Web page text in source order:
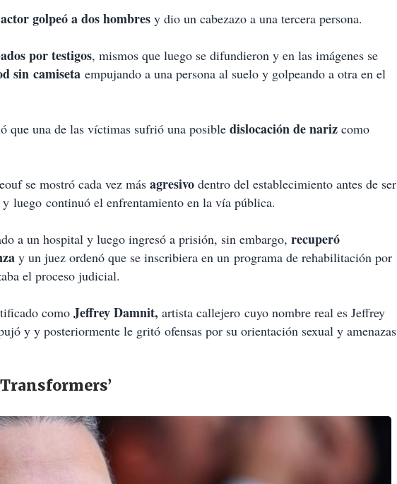
golpeó a dos hombres y dio un cabezazo a una tercera persona.
por testigos, mismos que luego se difundieron y en las imágenes se
sin camiseta empujando a una persona al suelo y golpeando a otra en el
que una de las víctimas sufrió una posible dislocación de nariz como
se mostró cada vez más agresivo dentro del establecimiento antes de ser
y luego continuó el enfrentamiento en la vía pública.
a un hospital y luego ingresó a prisión, sin embargo, recuperó
y un juez ordenó que se inscribiera en un programa de rehabilitación por
el proceso judicial.
como Jeffrey Damnit, artista callejero cuyo nombre real es Jeffrey
y y posteriormente le gritó ofensas por su orientación sexual y amenazas